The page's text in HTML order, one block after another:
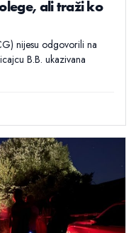
ali traži ko
nijesu odgovorili na
B.B. ukazivana